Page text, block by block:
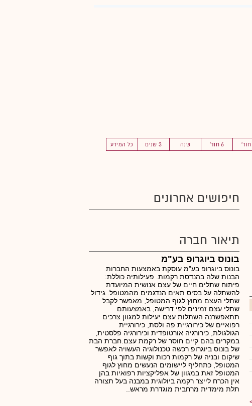
6 חוד' שנה 3 שנים כל המידע
חיפושים אחרונים
תיאור חברה
בונוס ביוגרופ בע"מ
בונוס ביוגרופ בע"מ עוסקת באמצעות החברות
הבנות שלה בהנדסת רקמות. פעילותיה כוללת:
פיתוח שתלים חיים של עצם אנושית המיועדת
להשתלה על בסיס תאים הנדגמים מהמטופל. גידול
שתלי העצם מחוץ לגוף המטופל, מאפשר לקבל
שתלי עצם זמינים לפי דרישה, באמצעותם
תתאפשרנה השתלות עצם יעילות למגוון צרכים
רפואיים של כירורגיית פה ולסת, כירורגיית
הגולגולת, כירורגיה אורטופדית וכירורגיה פלסטית,
במקרים בהם קיים חוסר של רקמת עצם.חברת הבת
של בונוס ביוגרופ רכשה טכנולוגיה העשויה לאפשר
שיקום ובניה של רקמות רכות וקשות בתוך גוף
המטופל, כתחליף ליישומים הנעשים מחוץ לגוף
המטופל זאת במגוון של אפליקציות רפואיות בהן
אין הכרח לייצר רקמה ביולוגית במבנה בעל תצורה
תלת מימדית מרחבית מוגדרת מראש..